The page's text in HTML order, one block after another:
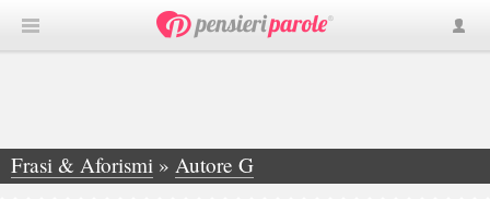
Frasi & Aforismi » Autore G
»Giuseppe Stracuzzi